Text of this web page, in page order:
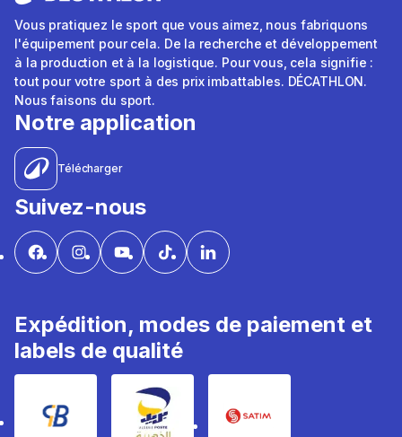
Vous pratiquez le sport que vous aimez, nous fabriquons
l'équipement pour cela. De la recherche et développement
à la production et à la logistique. Pour vous, cela signifie :
tout pour votre sport à des prix imbattables. DÉCATHLON.
Nous faisons du sport.
Notre application
Télécharger
Suivez-nous
Expédition, modes de paiement et
labels de qualité